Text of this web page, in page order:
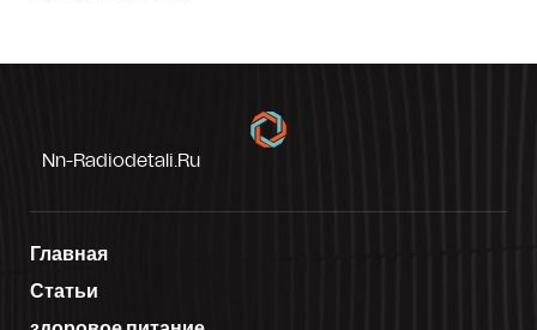
Nn-Radiodetali.ru
Главная
Статьи